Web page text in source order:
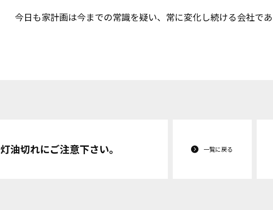
今日も家計画は今までの常識を疑い、常に変化し続ける会社であ
灯油切れにご注意下さい。 一覧に戻る